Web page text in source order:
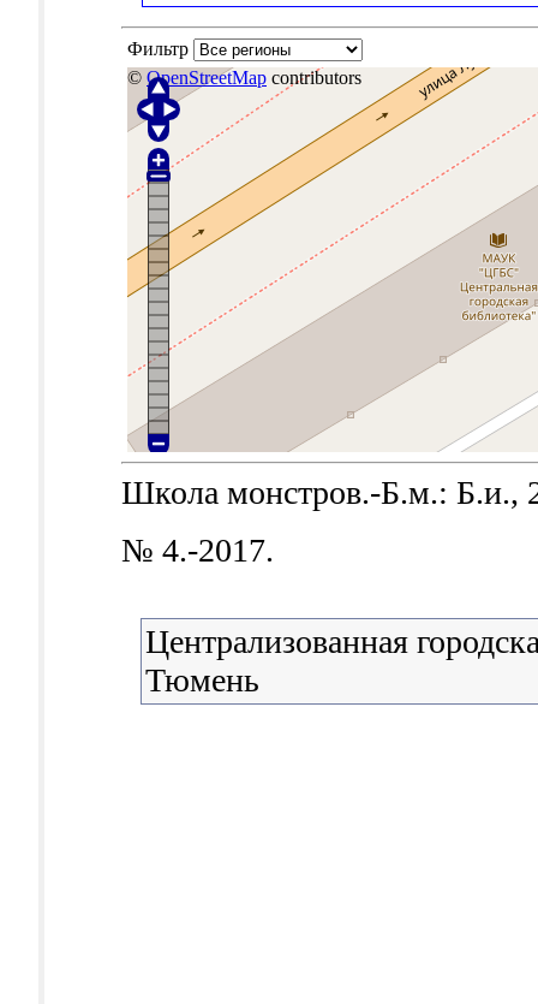
Фильтр
© OpenStreetMap contributors
Школа монстров.-Б.м.: Б.и.,
№ 4.-2017.
Централизованная
Тюмень